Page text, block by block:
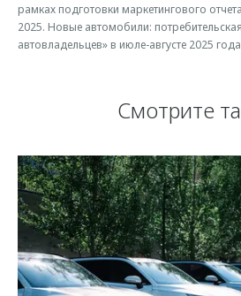
рамках подготовки маркетингового
2025. Новые автомобили:
автовладельцев» в июле-августе 2025
Смотрите